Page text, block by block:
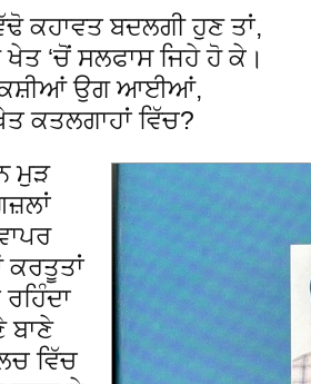
ਕਹਾਵਤ ਬਦਲਗੀ ਹੁਣ ਤਾਂ,
‘ਚੋਂ ਸਲਫਾਸ ਜਿਹੇ ਹੋ ਕੇ।
ਉਗ ਆਈਆਂ,
ਕਤਲਗਾਹਾਂ ਵਿੱਚ?
ਮੁੜ
ਕਰਤੂਤਾਂ
ਬਾਣੇ
ਵਿੱਚ